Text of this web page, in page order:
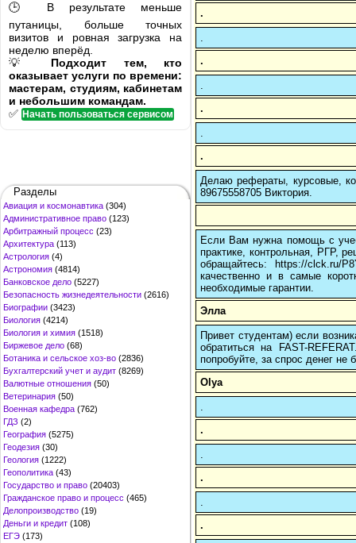
🕒 В результате меньше
путаницы, больше точных
визитов и ровная загрузка на
неделю вперёд.
💡 Подходит тем, кто
оказывает услуги по времени:
мастерам, студиям, кабинетам
и небольшим командам.
✅ Начать пользоваться сервисом
Разделы
Авиация и космонавтика (304)
Административное право (123)
Арбитражный процесс (23)
Архитектура (113)
Астрология (4)
Астрономия (4814)
Банковское дело (5227)
Безопасность жизнедеятельности (2616)
Биографии (3423)
Биология (4214)
Биология и химия (1518)
Биржевое дело (68)
Ботаника и сельское хоз-во (2836)
Бухгалтерский учет и аудит (8269)
Валютные отношения (50)
Ветеринария (50)
Военная кафедра (762)
ГДЗ (2)
География (5275)
Геодезия (30)
Геология (1222)
Геополитика (43)
Государство и право (20403)
Гражданское право и процесс (465)
Делопроизводство (19)
Деньги и кредит (108)
ЕГЭ (173)
.
.
.
.
Делаю рефераты, курсовые,
89675558705 Виктория.
Если Вам нужна помощь с
практике, контрольная, РГР,
обращайтесь: https://clck.ru/
качественно и в самые
необходимые гарантии.
Элла
Привет студентам) если
обратиться на FAST-
попробуйте, за спрос денег не
Olya
.
.
.